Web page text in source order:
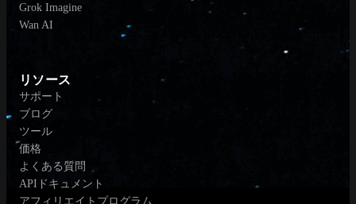
Grok Imagine
Wan AI
リソース
サポート
ブログ
ツール
価格
よくある質問
APIドキュメント
アフィリエイトプログラム